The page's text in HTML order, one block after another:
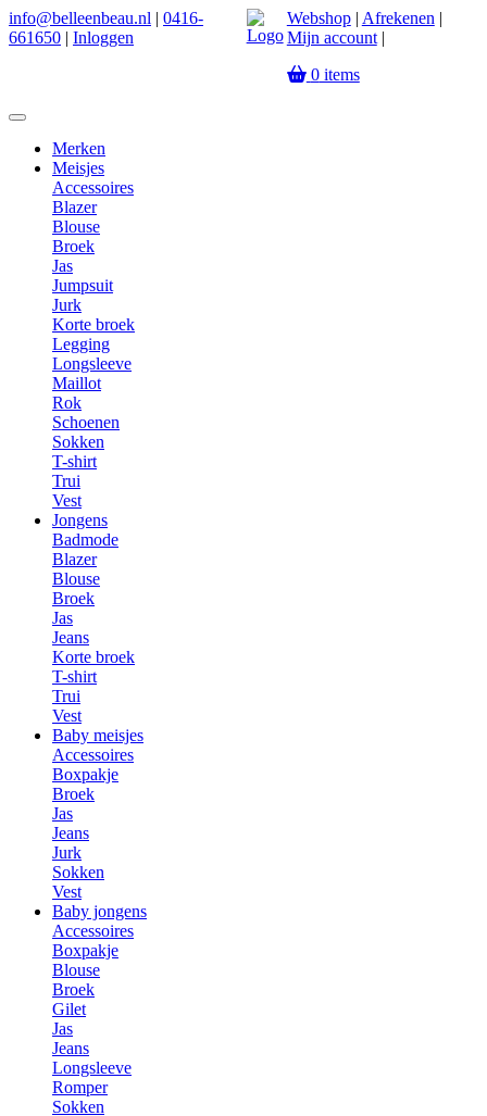
info@belleenbeau.nl | 0416-
661650 | Inloggen
Webshop| Afrekenen |
Mijn account|
0items
Merken
Meisjes
Accessoires
Blazer
Blouse
Broek
Jas
Jumpsuit
Jurk
Korte broek
Legging
Longsleeve
Maillot
Rok
Schoenen
Sokken
T-shirt
Trui
Vest
Jongens
Badmode
Blazer
Blouse
Broek
Jas
Jeans
Korte broek
T-shirt
Trui
Vest
Baby meisjes
Accessoires
Boxpakje
Broek
Jas
Jeans
Jurk
Sokken
Vest
Baby jongens
Accessoires
Boxpakje
Blouse
Broek
Gilet
Jas
Jeans
Longsleeve
Romper
Sokken